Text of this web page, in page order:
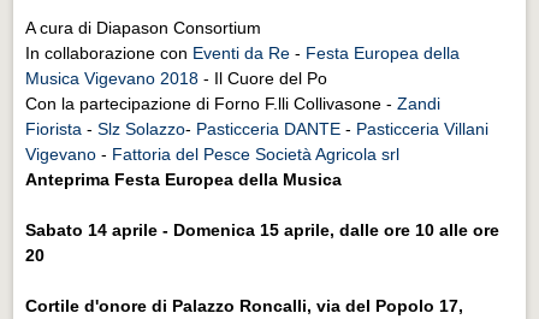
A cura di Diapason Consortium
In collaborazione con Eventi da Re - Festa Europea della
Musica Vigevano 2018 - Il Cuore del Po
Con la partecipazione di Forno F.lli Collivasone -Zandi
Fiorista -Slz Solazzo- Pasticceria DANTE - Pasticceria Villani
Vigevano - Fattoria del Pesce Società Agricola srl
Anteprima Festa Europea della Musica
Sabato 14 aprile - Domenica 15 aprile, dalle ore 10 alle ore
20
Cortile d'onore di Palazzo Roncalli, via del Popolo 17,